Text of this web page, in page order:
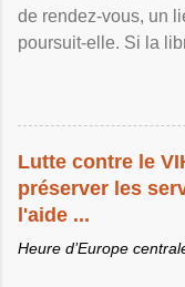
de rendez-vous, un
poursuit-elle. Si la
Lutte contre le
préserver les
l'aide ...
Heure d’Europe